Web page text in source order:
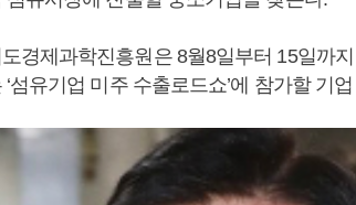
경제과학진흥원은 8월8일부터 15일까
섬유기업 미주 수출로드쇼’에 참가할 기